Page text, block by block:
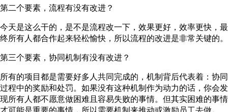
第二个要素，流程有没有改进？
今天是这么干的，是不是流程改一下，效果更好，效率更快，最
终所有人都合作起来轻松愉快，所以流程的改进是非常关键的。
第三个要素，协同机制有没有改进？
所有的项目都是需要好多人共同完成的，机制背后代表着：协同
过程中的奖励和处罚。如果没有这种机制作为动力的话，你会发
现所有人都不愿意做困难且容易失败的事情。但其实困难的事情
才可能是重要的事情，所以需要机制来推动或激励员工去做。